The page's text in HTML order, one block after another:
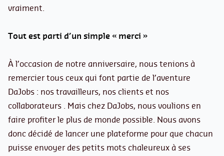
vraiment.
Tout est parti d’un simple « merci »
À l’occasion de notre anniversaire, nous tenions à
remercier tous ceux qui font partie de l’aventure
DaJobs : nos travailleurs, nos clients et nos
collaborateurs . Mais chez DaJobs, nous voulions en
faire profiter le plus de monde possible. Nous avons
donc décidé de lancer une plateforme pour que chacun
puisse envoyer des petits mots chaleureux à ses